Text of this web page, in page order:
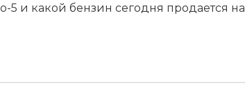
5 и какой бензин сегодня продается на